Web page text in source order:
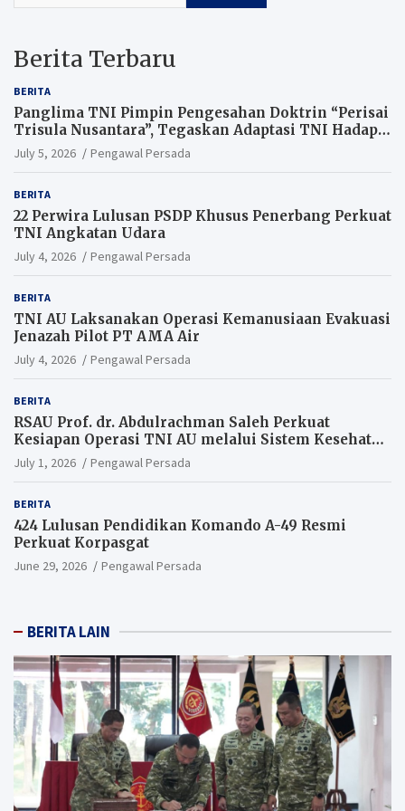
Berita Terbaru
BERITA
Panglima TNI Pimpin Pengesahan Doktrin “Perisai
Trisula Nusantara”, Tegaskan Adaptasi TNI Hadapi
Perang Modern
July 5, 2026 Pengawal Persada
BERITA
22 Perwira Lulusan PSDP Khusus Penerbang Perkuat
TNI Angkatan Udara
July 4, 2026 Pengawal Persada
BERITA
TNI AU Laksanakan Operasi Kemanusiaan Evakuasi
Jenazah Pilot PT AMA Air
July 4, 2026 Pengawal Persada
BERITA
RSAU Prof. dr. Abdulrachman Saleh Perkuat
Kesiapan Operasi TNI AU melalui Sistem Kesehatan
Andal
July 1, 2026 Pengawal Persada
BERITA
424 Lulusan Pendidikan Komando A-49 Resmi
Perkuat Korpasgat
June 29, 2026 Pengawal Persada
BERITA LAIN